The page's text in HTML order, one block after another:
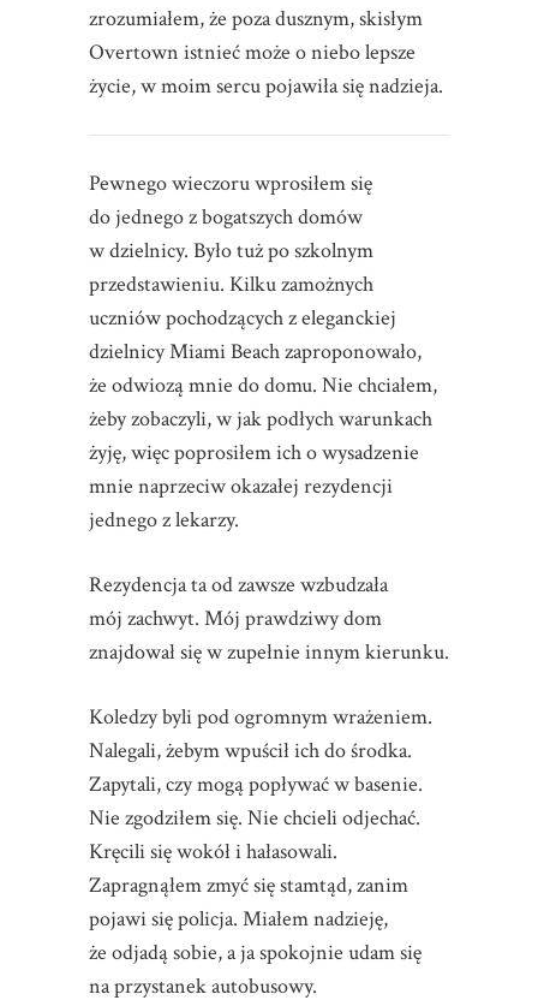
zrozumiałem, że poza dusznym, skisłym
Overtown istnieć może o niebo lepsze
życie, w moim sercu pojawiła się nadzieja.
Pewnego wieczoru wprosiłem się
do jednego z bogatszych domów
w dzielnicy. Było tuż po szkolnym
przedstawieniu. Kilku zamożnych
uczniów pochodzących z eleganckiej
dzielnicy Miami Beach zaproponowało,
że odwiozą mnie do domu. Nie chciałem,
żeby zobaczyli, w jak podłych warunkach
żyję, więc poprosiłem ich o wysadzenie
mnie naprzeciw okazałej rezydencji
jednego z lekarzy.
Rezydencja ta od zawsze wzbudzała
mój zachwyt. Mój prawdziwy dom
znajdował się w zupełnie innym kierunku.
Koledzy byli pod ogromnym wrażeniem.
Nalegali, żebym wpuścił ich do środka.
Zapytali, czy mogą popływać w basenie.
Nie zgodziłem się. Nie chcieli odjechać.
Kręcili się wokół i hałasowali.
Zapragnąłem zmyć się stamtąd, zanim
pojawi się policja. Miałem nadzieję,
że odjadą sobie, a ja spokojnie udam się
na przystanek autobusowy.